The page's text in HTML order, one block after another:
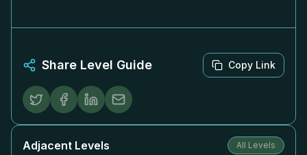
Share Level Guide Copy Link
Adjacent Levels All Levels